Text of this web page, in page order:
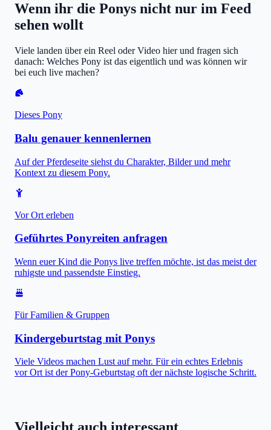
Wenn ihr die Ponys nicht nur im Feed
sehen wollt
Viele landen über ein Reel oder Video hier und fragen sich
danach: Welches Pony ist das eigentlich und was können wir
bei euch live machen?
Dieses Pony
Balu genauer kennenlernen
Auf der Pferdeseite siehst du Charakter, Bilder und mehr
Kontext zu diesem Pony.
Vor Ort erleben
Geführtes Ponyreiten anfragen
Wenn euer Kind die Ponys live treffen möchte, ist das meist der
ruhigste und passendste Einstieg.
Für Familien & Gruppen
Kindergeburtstag mit Ponys
Viele Videos machen Lust auf mehr. Für ein echtes Erlebnis
vor Ort ist der Pony-Geburtstag oft der nächste logische Schritt.